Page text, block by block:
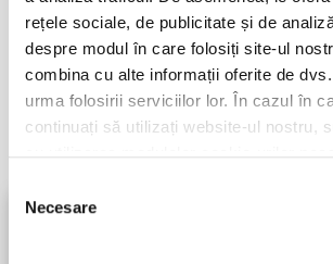
rețele sociale, de publicitate și de
despre modul în care folosiți site-ul
combina cu alte informații oferite de
urma folosirii serviciilor lor. În cazul în
continuați să utilizați website-ul nostru,
consimțământului
Necesare
mare.